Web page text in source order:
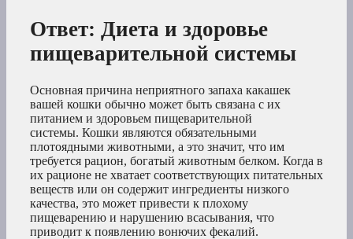
Ответ: Диета и здоровье
пищеварительной системы
Основная причина неприятного запаха какашек
вашей кошки обычно может быть связана с их
питанием и здоровьем пищеварительной
системы. Кошки являются обязательными
плотоядными животными, а это значит, что им
требуется рацион, богатый животным белком. Когда в
их рационе не хватает соответствующих питательных
веществ или он содержит ингредиенты низкого
качества, это может привести к плохому
пищеварению и нарушению всасывания, что
приводит к появлению вонючих фекалий.